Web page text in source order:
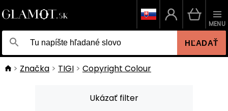
HĽADAŤ
MENU
Značka TIGI Copyright Colour
Ukázať filter